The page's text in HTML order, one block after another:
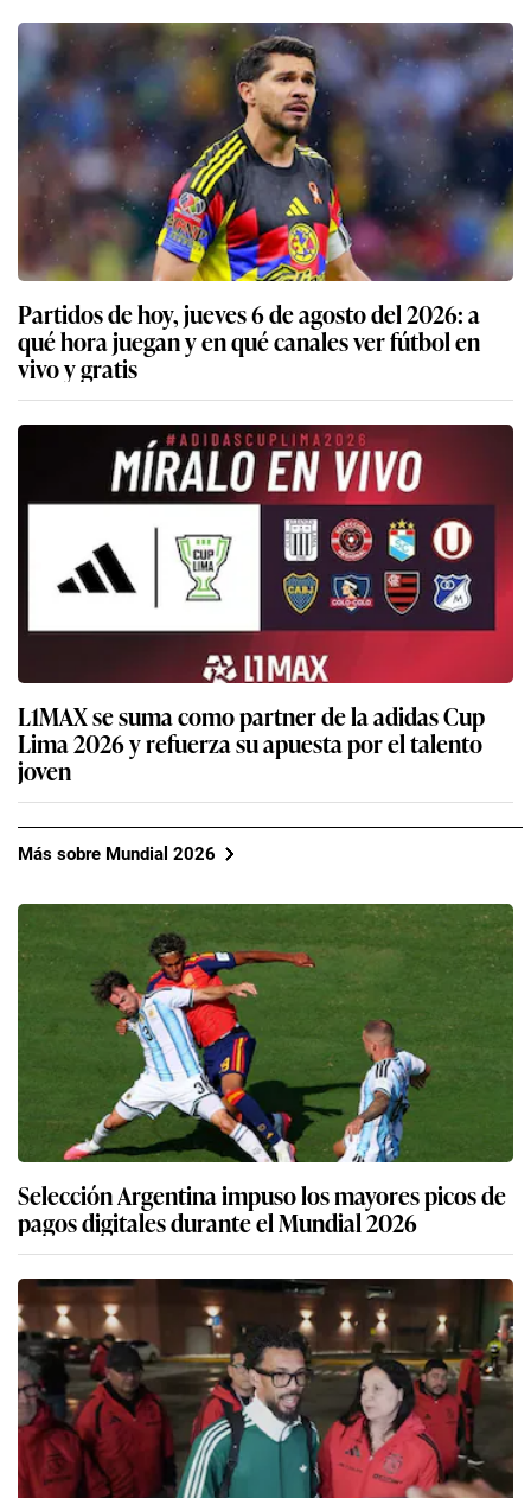
Partidos de hoy, jueves 6 de agosto del 2026: a
qué hora juegan y en qué canales ver fútbol en
vivo y gratis
L1MAX se suma como partner de la adidas Cup
Lima 2026 y refuerza su apuesta por el talento
joven
Más sobre Mundial 2026
Selección Argentina impuso los mayores picos de
pagos digitales durante el Mundial 2026